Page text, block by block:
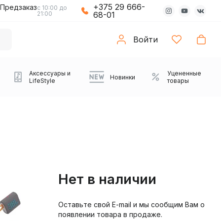
Предзаказс 10:00 до
21:00
+375 29 666-
68-01
Войти
Плееры Аудиоинтерфейсы
Виниловые
проигрыватели
Звуковые карты
Partybox
Саундбары
Компьютерные колонки Веб-камеры
Коврики с подсветкой Проекторы
Аксессуары и
LifeStyle
Зарядные устройства Транспорт
Новинки
Уцененные
товары
Нет в наличии
Оставьте свой E-mail и мы сообщим Вам о
появлении товара в продаже.